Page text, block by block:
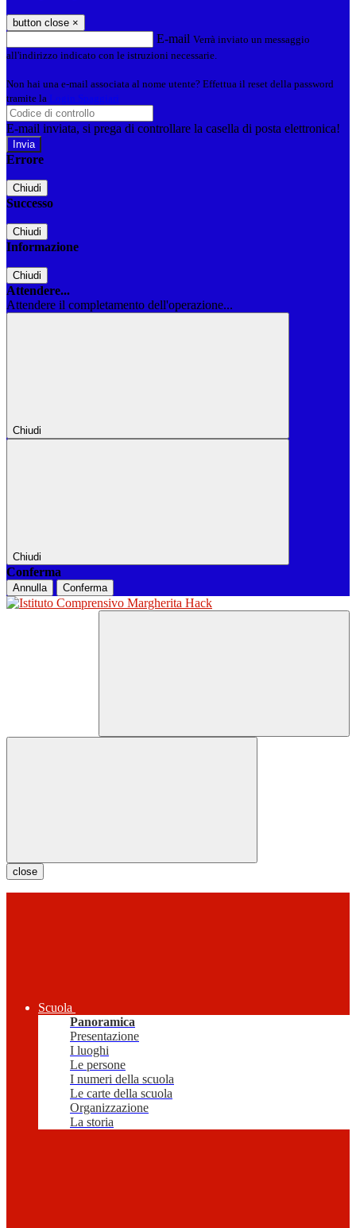
button close ×
E-mail Verrà inviato un messaggio
all'indirizzo indicato con le istruzioni necessarie.
Non hai una e-mail associata al nome utente? Effettua il reset della password
tramite la Login Spaggiari
E-mail inviata, si prega di controllare la casella di posta elettronica!
Errore
Chiudi
Successo
Chiudi
Informazione
Chiudi
Attendere...
Attendere il completamento dell'operazione...
Chiudi
Chiudi
Conferma
Annulla Conferma
close
Scuola
Panoramica
Presentazione
I luoghi
Le persone
I numeri della scuola
Le carte della scuola
Organizzazione
La storia